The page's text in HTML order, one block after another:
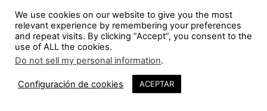
Privacidad
Política de Cookies
We use cookies on our website to give you the most
relevant experience by remembering your preferences
and repeat visits. By clicking “Accept”, you consent to the
use of ALL the cookies.
Do not sell my personal information.
Configuración de cookies ACEPTAR